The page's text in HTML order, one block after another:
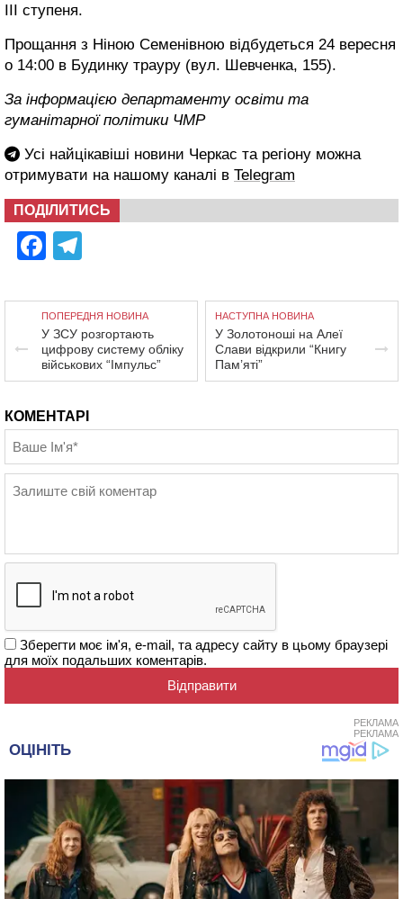
III ступеня.
Прощання з Ніною Семенівною відбудеться 24 вересня
о 14:00 в Будинку трауру (вул. Шевченка, 155).
За інформацією департаменту освіти та
гуманітарної політики ЧМР
Усі найцікавіші новини Черкас та регіону можна
отримувати на нашому каналі в Telegram
ПОДІЛИТИСЬ
Facebook
ПОПЕРЕДНЯ НОВИНА
У ЗСУ розгортають
цифрову систему обліку
військових “Імпульс”
НАСТУПНА НОВИНА
У Золотоноші на Алеї
Слави відкрили “Книгу
Пам’яті”
КОМЕНТАРІ
Зберегти моє ім'я, e-mail, та адресу сайту в цьому браузері
для моїх подальших коментарів.
РЕКЛАМА
РЕКЛАМА